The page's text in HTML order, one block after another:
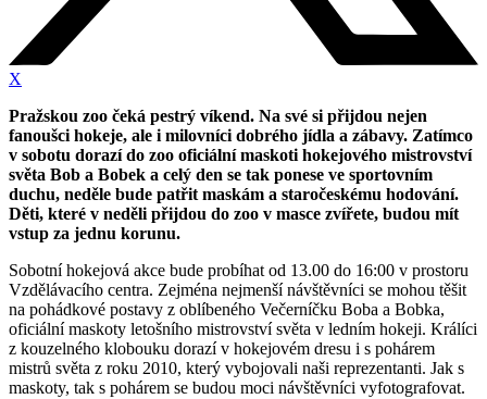
X
Pražskou zoo čeká pestrý víkend. Na své si přijdou nejen
fanoušci hokeje, ale i milovníci dobrého jídla a zábavy. Zatímco
v sobotu dorazí do zoo oficiální maskoti hokejového mistrovství
světa Bob a Bobek a celý den se tak ponese ve sportovním
duchu, neděle bude patřit maskám a staročeskému hodování.
Děti, které v neděli přijdou do zoo v masce zvířete, budou mít
vstup za jednu korunu.
Sobotní hokejová akce bude probíhat od 13.00 do 16:00 v prostoru
Vzdělávacího centra. Zejména nejmenší návštěvníci se mohou těšit
na pohádkové postavy z oblíbeného Večerníčku Boba a Bobka,
oficiální maskoty letošního mistrovství světa v ledním hokeji. Králíci
z kouzelného klobouku dorazí v hokejovém dresu i s pohárem
mistrů světa z roku 2010, který vybojovali naši reprezentanti. Jak s
maskoty, tak s pohárem se budou moci návštěvníci vyfotografovat.